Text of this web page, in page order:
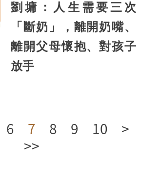
劉墉：人生需要三次
「斷奶」，離開奶嘴、
離開父母懷抱、對孩子
放手
6 7 8 9 10
>
>>